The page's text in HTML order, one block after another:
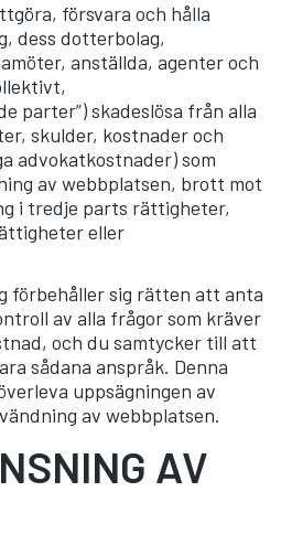
försvara och hålla
dess dotterbolag,
anställda, agenter och
parter”) skadeslösa från alla
skulder, kostnader och
advokatkostnader) som
av webbplatsen, brott mot
i tredje parts rättigheter,
eller
förbehåller sig rätten att anta
av alla frågor som kräver
och du samtycker till att
sådana anspråk. Denna
uppsägningen av
av webbplatsen.
AV